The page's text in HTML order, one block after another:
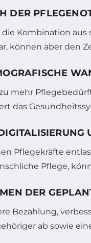
DER
Kombination
können aber den
mehr
das
Pflegekräfte
Pflege,
DER
Bezahlung,
ab sowie